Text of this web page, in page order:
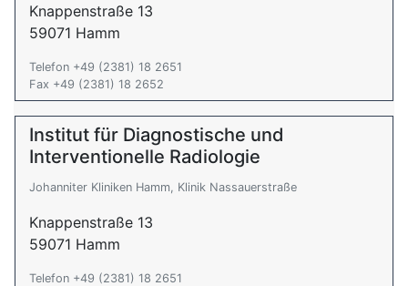
Knappenstraße 13
59071 Hamm
Telefon +49 (2381) 18 2651
Fax +49 (2381) 18 2652
Institut für Diagnostische und
Interventionelle Radiologie
Johanniter Kliniken Hamm, Klinik Nassauerstraße
Knappenstraße 13
59071 Hamm
Telefon +49 (2381) 18 2651